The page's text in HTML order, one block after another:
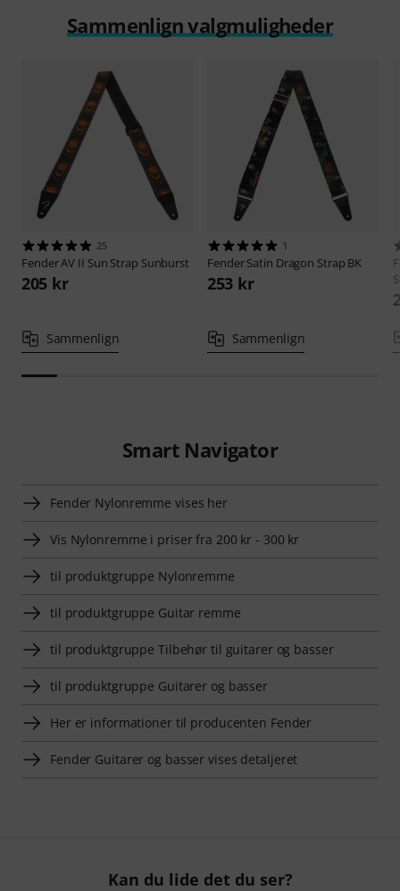
Sammenlign valgmuligheder
25
FenderAV II Sun Strap Sunburst
205 kr
Sammenlign
1
FenderSatin Dragon Strap BK
253 kr
Sammenlign
Smart Navigator
Fender Nylonremme vises her
Vis Nylonremme i priser fra 200 kr - 300 kr
til produktgruppe Nylonremme
til produktgruppe Guitar remme
til produktgruppe Tilbehør til guitarer og basser
til produktgruppe Guitarer og basser
Her er informationer til producenten Fender
Fender Guitarer og basser vises detaljeret
Kan du lide det du ser?